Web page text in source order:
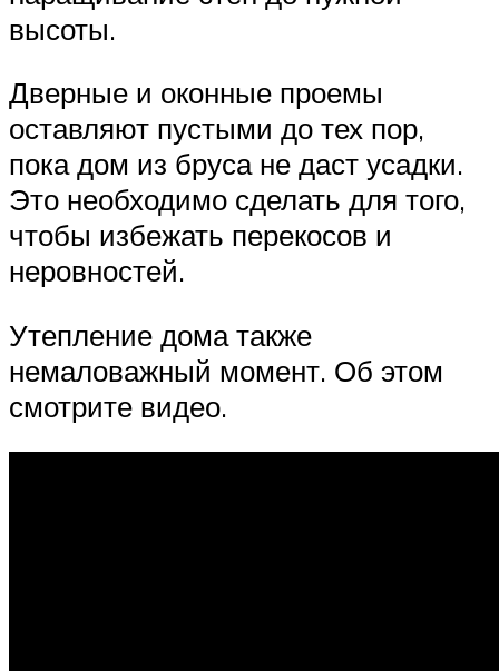
высоты.
Дверные и оконные проемы
оставляют пустыми до тех пор,
пока дом из бруса не даст усадки.
Это необходимо сделать для того,
чтобы избежать перекосов и
неровностей.
Утепление дома также
немаловажный момент. Об этом
смотрите видео.